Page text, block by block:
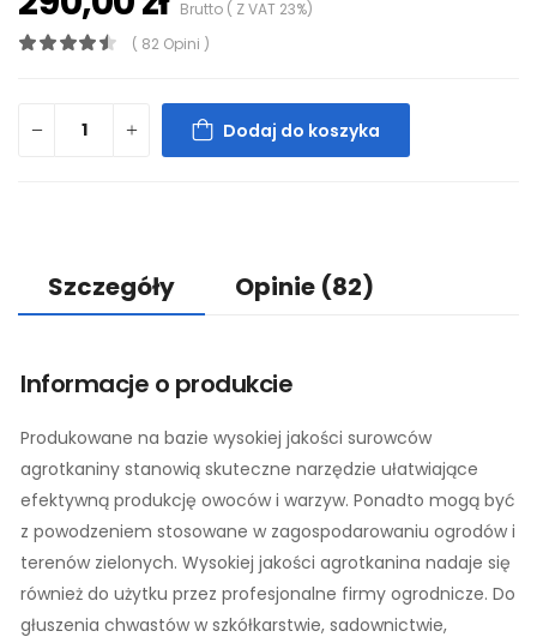
Brutto ( Z VAT 23%)
( 82 Opini )
Dodaj do koszyka
Szczegóły Opinie (82)
Informacje o produkcie
Produkowane na bazie wysokiej jakości surowców
agrotkaniny stanowią skuteczne narzędzie ułatwiające
efektywną produkcję owoców i warzyw. Ponadto mogą być
z powodzeniem stosowane w zagospodarowaniu ogrodów i
terenów zielonych. Wysokiej jakości agrotkanina nadaje się
również do użytku przez profesjonalne firmy ogrodnicze. Do
głuszenia chwastów w szkółkarstwie, sadownictwie,